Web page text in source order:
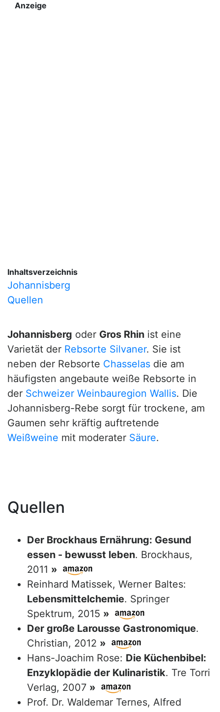
Anzeige
Inhaltsverzeichnis
Johannisberg
Quellen
Johannisberg oder Gros Rhin ist eine
Varietät der Rebsorte Silvaner. Sie ist
neben der Rebsorte Chasselas die am
häufigsten angebaute weiße Rebsorte in
der Schweizer Weinbauregion Wallis. Die
Johannisberg-Rebe sorgt für trockene, am
Gaumen sehr kräftig auftretende
Weißweine mit moderater Säure.
Quellen
Der Brockhaus Ernährung: Gesund
essen - bewusst leben. Brockhaus,
2011 »
Reinhard Matissek, Werner Baltes:
Lebensmittelchemie. Springer
Spektrum, 2015 »
Der große Larousse Gastronomique.
Christian, 2012 »
Hans-Joachim Rose: Die Küchenbibel:
Enzyklopädie der Kulinaristik. Tre Torri
Verlag, 2007 »
Prof. Dr. Waldemar Ternes, Alfred